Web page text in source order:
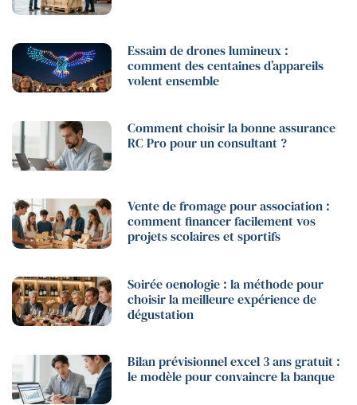
Essaim de drones lumineux :
comment des centaines d’appareils
volent ensemble
Comment choisir la bonne assurance
RC Pro pour un consultant ?
Vente de fromage pour association :
comment financer facilement vos
projets scolaires et sportifs
Soirée oenologie : la méthode pour
choisir la meilleure expérience de
dégustation
Bilan prévisionnel excel 3 ans gratuit :
le modèle pour convaincre la banque